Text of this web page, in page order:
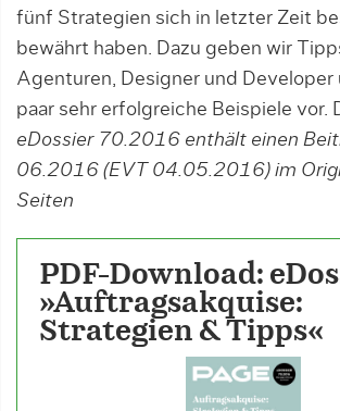
fünf Strategien sich in letzter Zeit
bewährt haben. Dazu geben wir
Agenturen, Designer und Developer
paar sehr erfolgreiche Beispiele vor.
eDossier 70.2016 enthält einen
06.2016 (EVT 04.05.2016) im
Seiten
PDF-Download:
»Auftragsakquise:
Strategien & Tipps«